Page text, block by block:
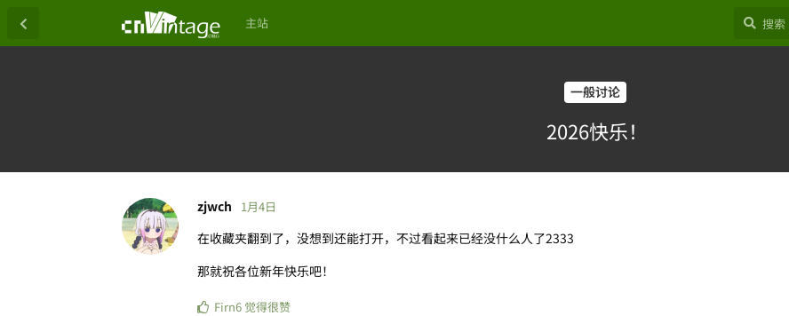
主站
一般讨论
2026快乐！
zjwch 1月4日
在收藏夹翻到了，没想到还能打开，不过看起来已经没什么人了2333
那就祝各位新年快乐吧！
Firn6 觉得很赞